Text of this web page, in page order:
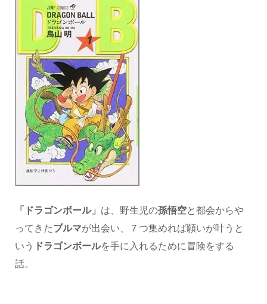
「ドラゴンボール」 は、野生児の孫悟空と都会からや
ってきたブルマが出会い、７つ集めれば願いが叶うと
いう
ドラゴンボールを手に入れるために冒険をする
話。